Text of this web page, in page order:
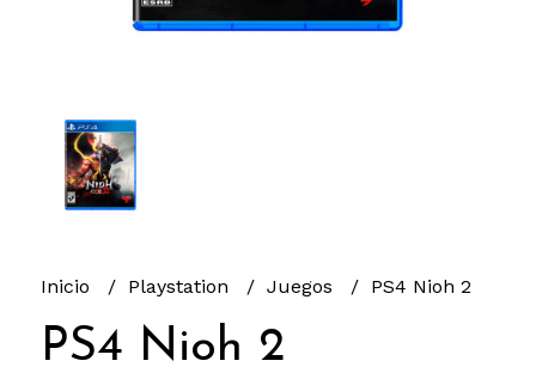
Inicio Playstation Juegos PS4 Nioh 2
PS4 Nioh 2